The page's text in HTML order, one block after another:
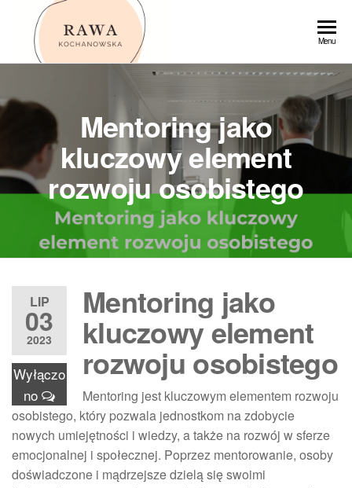
Przejdź
Menu
Mentoring jako
kluczowy element
rozwoju osobistego
LIP
03
2023
Wyłączo
no
Mentoring jako
kluczowy element
rozwoju osobistego
Mentoring jest kluczowym elementem rozwoju
osobistego, który pozwala jednostkom na zdobycie
nowych umiejętności i wiedzy, a także na rozwój w sferze
emocjonalnej i społecznej. Poprzez mentorowanie, osoby
doświadczone i mądrzejsze dzielą się swoimi